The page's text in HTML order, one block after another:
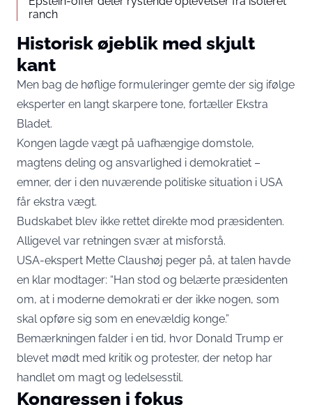
ranch
Historisk øjeblik med skjult
kant
Men bag de høflige formuleringer gemte der sig ifølge
eksperter en langt skarpere tone, fortæller Ekstra
Bladet.
Kongen lagde vægt på uafhængige domstole,
magtens deling og ansvarlighed i demokratiet –
emner, der i den nuværende politiske situation i USA
får ekstra vægt.
Budskabet blev ikke rettet direkte mod præsidenten.
Alligevel var retningen svær at misforstå.
USA-ekspert Mette Claushøj peger på, at talen havde
en klar modtager: “Han stod og belærte præsidenten
om, at i moderne demokrati er der ikke nogen, som
skal opføre sig som en enevældig konge.”
Bemærkningen falder i en tid, hvor Donald Trump er
blevet mødt med kritik og protester, der netop har
handlet om magt og ledelsesstil.
Kongressen i fokus